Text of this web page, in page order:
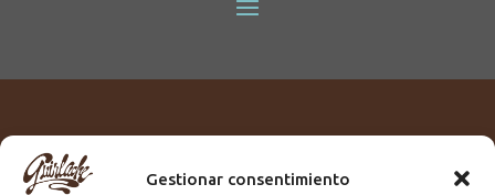
Gestionar consentimiento
Titular: ROME GUIRLACHE SL.